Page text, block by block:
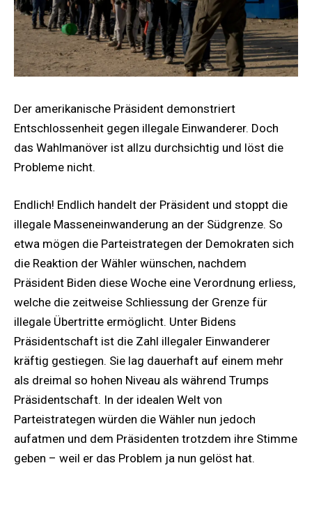
Der amerikanische Präsident demonstriert
Entschlossenheit gegen illegale Einwanderer. Doch
das Wahlmanöver ist allzu durchsichtig und löst die
Probleme nicht.
Endlich! Endlich handelt der Präsident und stoppt die
illegale Masseneinwanderung an der Südgrenze. So
etwa mögen die Parteistrategen der Demokraten sich
die Reaktion der Wähler wünschen, nachdem
Präsident Biden diese Woche eine Verordnung erliess,
welche die zeitweise Schliessung der Grenze für
illegale Übertritte ermöglicht. Unter Bidens
Präsidentschaft ist die Zahl illegaler Einwanderer
kräftig gestiegen. Sie lag dauerhaft auf einem mehr
als dreimal so hohen Niveau als während Trumps
Präsidentschaft. In der idealen Welt von
Parteistrategen würden die Wähler nun jedoch
aufatmen und dem Präsidenten trotzdem ihre Stimme
geben – weil er das Problem ja nun gelöst hat.